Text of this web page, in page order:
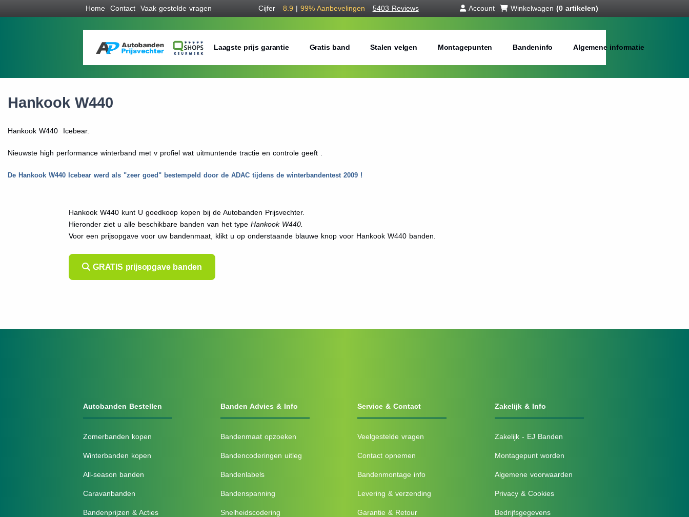
Home Contact Vaak gestelde vragen Cijfer 8.9 | 99% Aanbevelingen 5403 Reviews Account Winkelwagen (0 artikelen)
Laagste prijs garantie Gratis band Stalen velgen Montagepunten Bandeninfo Algemene informatie
Hankook W440
Hankook W440 Icebear.
Nieuwste high performance winterband met v profiel wat uitmuntende tractie en controle geeft .
De Hankook W440 Icebear werd als "zeer goed" bestempeld door de ADAC tijdens de winterbandentest 2009 !
Hankook W440 kunt U goedkoop kopen bij de Autobanden Prijsvechter.
Hieronder ziet u alle beschikbare banden van het typeHankook W440.
Voor een prijsopgave voor uw bandenmaat, klikt u op onderstaande blauwe knop voor Hankook W440 banden.
GRATIS prijsopgave banden
Autobanden Bestellen
Zomerbanden kopen
Winterbanden kopen
All-season banden
Caravanbanden
Bandenprijzen & Acties
Banden Advies & Info
Bandenmaat opzoeken
Bandencoderingen uitleg
Bandenlabels
Bandenspanning
Snelheidscodering
Service & Contact
Veelgestelde vragen
Contact opnemen
Bandenmontage info
Levering & verzending
Garantie & Retour
Zakelijk & Info
Zakelijk - EJ Banden
Montagepunt worden
Algemene voorwaarden
Privacy & Cookies
Bedrijfsgegevens